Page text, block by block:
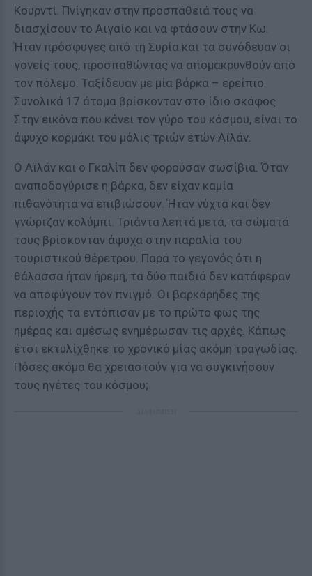
Κουρντί. Πνίγηκαν στην προσπάθειά τους να
διασχίσουν το Αιγαίο και να φτάσουν στην Κω.
Ήταν πρόσφυγες από τη Συρία και τα συνόδευαν οι
γονείς τους, προσπαθώντας να απομακρυνθούν από
τον πόλεμο. Ταξίδευαν με μία βάρκα – ερείπιο.
Συνολικά 17 άτομα βρίσκονταν στο ίδιο σκάφος.
Στην εικόνα που κάνει τον γύρο του κόσμου, είναι το
άψυχο κορμάκι του μόλις τριών ετών Αϊλάν.
Ο Αϊλάν και ο Γκαλίπ δεν φορούσαν σωσίβια. Όταν
αναποδογύρισε η βάρκα, δεν είχαν καμία
πιθανότητα να επιβιώσουν. Ήταν νύχτα και δεν
γνώριζαν κολύμπι. Τριάντα λεπτά μετά, τα σώματά
τους βρίσκονταν άψυχα στην παραλία του
τουριστικού θέρετρου. Παρά το γεγονός ότι η
θάλασσα ήταν ήρεμη, τα δύο παιδιά δεν κατάφεραν
να αποφύγουν τον πνιγμό. Οι βαρκάρηδες της
περιοχής τα εντόπισαν με το πρώτο φως της
ημέρας και αμέσως ενημέρωσαν τις αρχές. Κάπως
έτσι εκτυλίχθηκε το χρονικό μίας ακόμη τραγωδίας.
Πόσες ακόμα θα χρειαστούν για να συγκινήσουν
τους ηγέτες του κόσμου;